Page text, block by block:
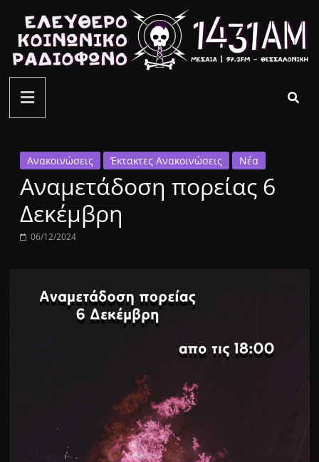
περιεχόμενο
ελεύθερο
κοινωνικό
ραδιόφωνο
1431AM
Ανακοινώσεις Έκτακτες Ανακοινώσεις Νέα
Aναμετάδοση πορείας 6
Δεκέμβρη
06/12/2024